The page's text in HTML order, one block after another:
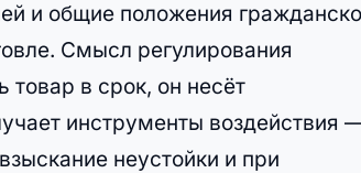
и общие положения
Смысл регулирования
товар в срок, он несёт
инструменты воздействия
неустойки и при